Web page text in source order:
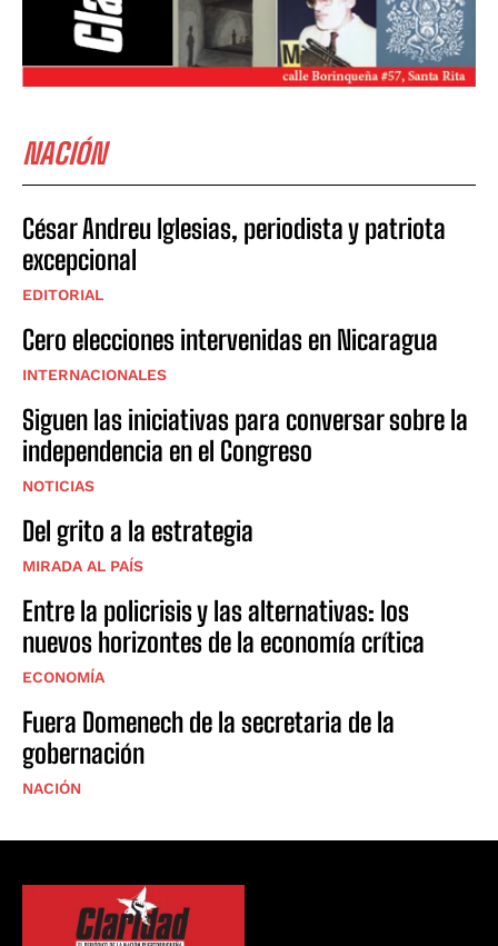
NACIÓN
César Andreu Iglesias, periodista y patriota
excepcional
EDITORIAL
Cero elecciones intervenidas en Nicaragua
INTERNACIONALES
Siguen las iniciativas para conversar sobre la
independencia en el Congreso
NOTICIAS
Del grito a la estrategia
MIRADA AL PAÍS
Entre la policrisis y las alternativas: los
nuevos horizontes de la economía crítica
ECONOMÍA
Fuera Domenech de la secretaria de la
gobernación
NACIÓN